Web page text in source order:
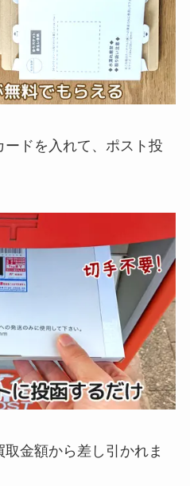
ドを入れて、ポスト投
金額から差し引かれま